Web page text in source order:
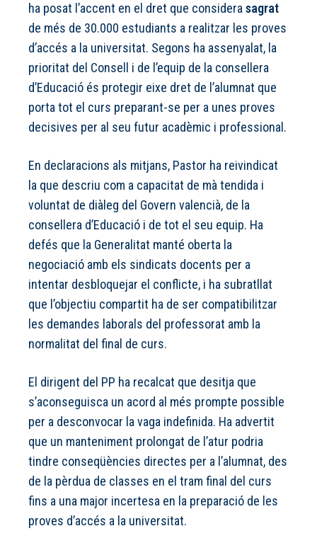
ha posat l’accent en el dret que considera sagrat
de més de 30.000 estudiants a realitzar les proves
d’accés a la universitat. Segons ha assenyalat, la
prioritat del Consell i de l’equip de la consellera
d’Educació és protegir eixe dret de l’alumnat que
porta tot el curs preparant-se per a unes proves
decisives per al seu futur acadèmic i professional.
En declaracions als mitjans, Pastor ha reivindicat
la que descriu com a capacitat de mà tendida i
voluntat de diàleg del Govern valencià, de la
consellera d’Educació i de tot el seu equip. Ha
defés que la Generalitat manté oberta la
negociació amb els sindicats docents per a
intentar desbloquejar el conflicte, i ha subratllat
que l’objectiu compartit ha de ser compatibilitzar
les demandes laborals del professorat amb la
normalitat del final de curs.
El dirigent del PP ha recalcat que desitja que
s’aconseguisca un acord al més prompte possible
per a desconvocar la vaga indefinida. Ha advertit
que un manteniment prolongat de l’atur podria
tindre conseqüències directes per a l’alumnat, des
de la pèrdua de classes en el tram final del curs
fins a una major incertesa en la preparació de les
proves d’accés a la universitat.